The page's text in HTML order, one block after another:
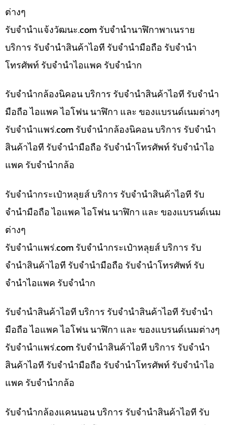
ต่างๆ
รับจํานําแจ้งวัฒนะ.com รับจำนำนาฬิกาพาเนราย
บริการ รับจำนำสินค้าไอที รับจำนำมือถือ รับจำนำ
โทรศัพท์ รับจำนำไอแพค รับจำนำก
รับจำนำกล้องนิคอน บริการ รับจำนำสินค้าไอที รับจำนำ
มือถือ ไอแพค ไอโฟน นาฬิกา และ ของแบรนด์เนมต่างๆ
รับจํานําแพร่.com รับจำนำกล้องนิคอน บริการ รับจำนำ
สินค้าไอที รับจำนำมือถือ รับจำนำโทรศัพท์ รับจำนำไอ
แพค รับจำนำกล้อ
รับจำนำกระเป๋าหลุยส์ บริการ รับจำนำสินค้าไอที รับ
จำนำมือถือ ไอแพค ไอโฟน นาฬิกา และ ของแบรนด์เนม
ต่างๆ
รับจํานําแพร่.com รับจำนำกระเป๋าหลุยส์ บริการ รับ
จำนำสินค้าไอที รับจำนำมือถือ รับจำนำโทรศัพท์ รับ
จำนำไอแพค รับจำนำก
รับจำนำสินค้าไอที บริการ รับจำนำสินค้าไอที รับจำนำ
มือถือ ไอแพค ไอโฟน นาฬิกา และ ของแบรนด์เนมต่างๆ
รับจํานําแพร่.com รับจำนำสินค้าไอที บริการ รับจำนำ
สินค้าไอที รับจำนำมือถือ รับจำนำโทรศัพท์ รับจำนำไอ
แพค รับจำนำกล้อ
รับจำนำกล้องแคนนอน บริการ รับจำนำสินค้าไอที รับ